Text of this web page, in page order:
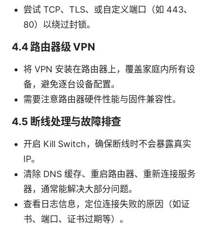
尝试 TCP、TLS、或自定义端口（如 443、
80）以绕过封锁。
4.4 路由器级 VPN
将 VPN 安装在路由器上，覆盖家庭内所有设
备，避免逐台设备配置。
需要注意路由器硬件性能与固件兼容性。
4.5 断线处理与故障排查
开启 Kill Switch，确保断线时不会暴露真实
IP。
清除 DNS 缓存、重启路由器、重新连接服务
器，通常能解决大部分问题。
查看日志信息，定位连接失败的原因（如证
书、端口、证书过期等）。